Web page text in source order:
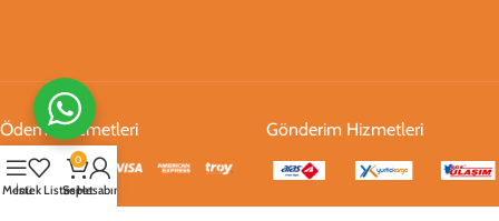
Ödeme Hizmetleri Gönderim Hizmetleri
Menüİstek Listesi
0
SepetHesabım